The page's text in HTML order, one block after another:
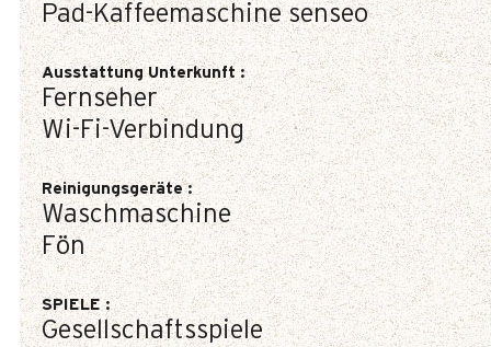
Pad-Kaffeemaschine senseo
Ausstattung Unterkunft:
Fernseher
Wi-Fi-Verbindung
Reinigungsgeräte:
Waschmaschine
Fön
SPIELE:
Gesellschaftsspiele